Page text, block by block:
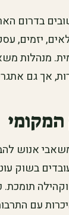
בדרום
יזמים,
מנהלות
אך גם
אנוש
בשוק
עם